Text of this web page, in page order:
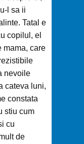
l sa ii
Tatal e
copilul, el
mama, care
nevoile
cateva luni,
constata
stiu cum
cu
de